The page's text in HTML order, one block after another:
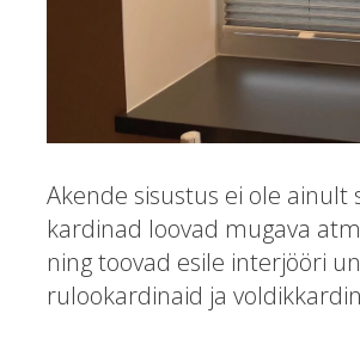
Akende sisustus ei ole
kardinad loovad mugava
ning toovad esile interjööri
rulookardinaid ja